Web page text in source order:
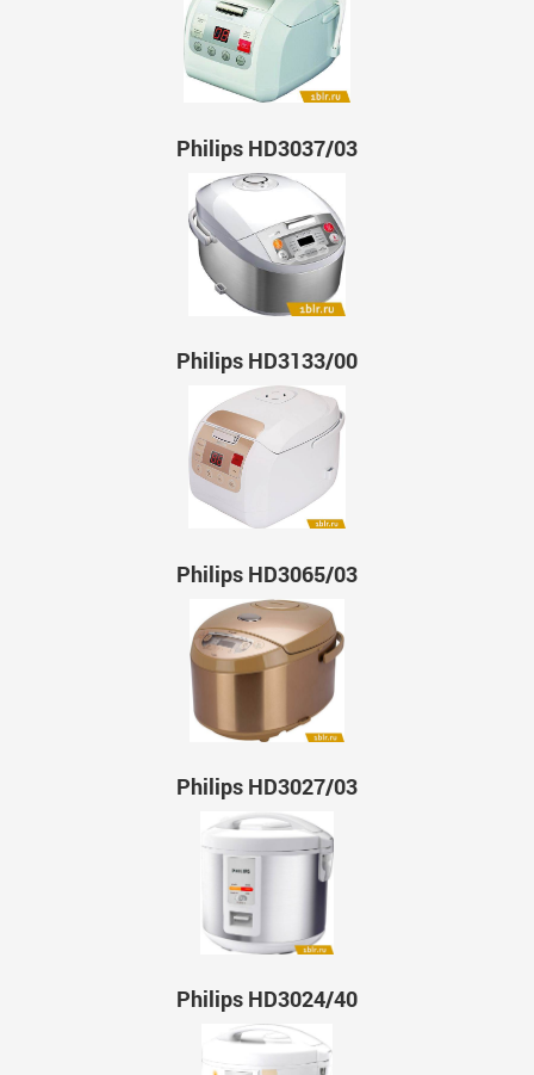
Philips HD3037/03
Philips HD3133/00
Philips HD3065/03
Philips HD3027/03
Philips HD3024/40